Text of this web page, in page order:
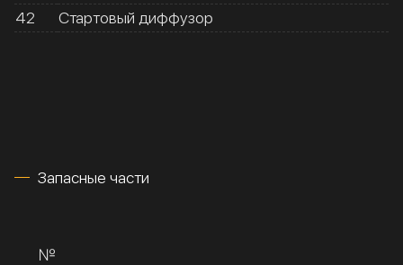
42
Стартовый диффузор
Запасные части
№